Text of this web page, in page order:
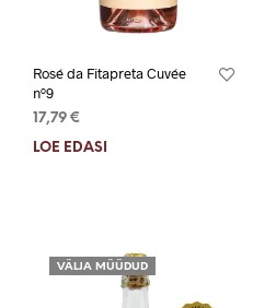
Rosé da Fitapreta Cuvée
nº9
17,79 €
LOE EDASI
VÄLJA MÜÜDUD